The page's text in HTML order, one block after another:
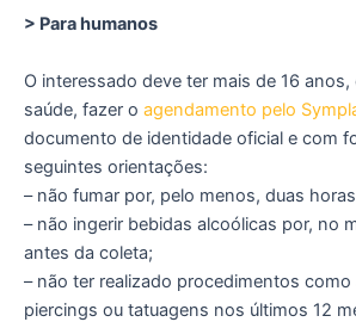
> Para humanos
O interessado deve ter mais de 16
saúde, fazer o agendamento pelo
documento de identidade oficial e com
seguintes orientações:
– não fumar por, pelo menos, duas
– não ingerir bebidas alcoólicas por, no
antes da coleta;
– não ter realizado procedimentos como
piercings ou tatuagens nos últimos 12